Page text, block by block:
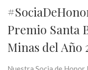
Premio Santa
Minas del Año